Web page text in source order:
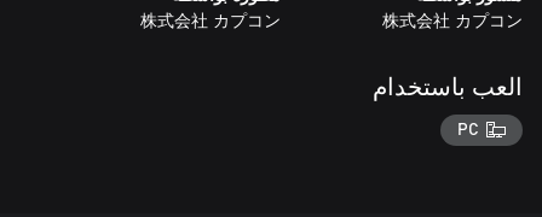
株式会社 カプコン
株式会社 カプコン
العب باستخدام
PC